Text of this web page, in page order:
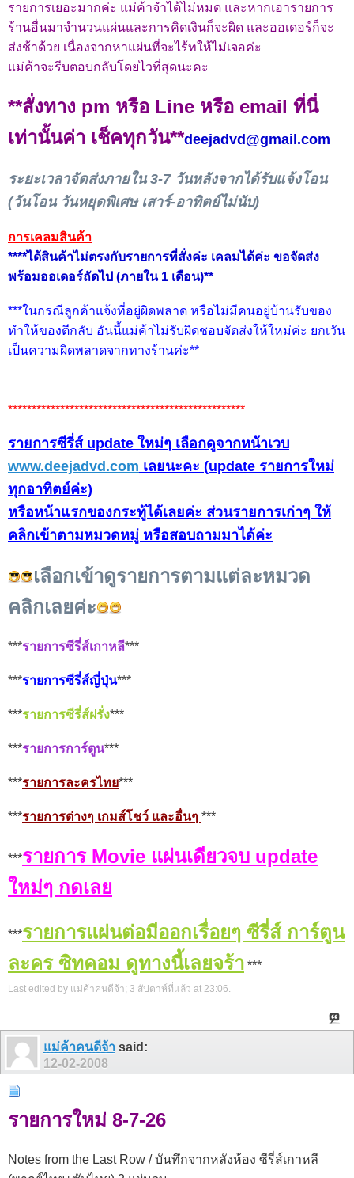
รายการเยอะมากค่ะ แม่ค้าจำได้ไม่หมด และหากเอารายการ
ร้านอื่นมาจำนวนแผ่นและการคิดเงินก็จะผิด และออเดอร์ก็จะ
ส่งช้าด้วย เนื่องจากหาแผ่นที่จะไร้ทให้ไม่เจอค่ะ
แม่ค้าจะรีบตอบกลับโดยไวที่สุดนะคะ
**สั่งทาง pm หรือ Line หรือ email ที่นี่
เท่านั้นค่า เช็คทุกวัน**deejadvd@gmail.com
ระยะเวลาจัดส่งภายใน 3-7 วันหลังจากได้รับแจ้งโอน
(วันโอน วันหยุดพิเศษ เสาร์-อาทิตย์ไม่นับ)
การเคลมสินค้า
****ได้สินค้าไม่ตรงกับรายการที่สั่งค่ะ เคลมได้ค่ะ ขอจัดส่ง
พร้อมออเดอร์ถัดไป (ภายใน 1 เดือน)**
***ในกรณีลูกค้าแจ้งที่อยู่ผิดพลาด หรือไม่มีคนอยู่บ้านรับของ
ทำให้ของตีกลับ อันนี้แม่ค้าไม่รับผิดชอบจัดส่งให้ใหม่ค่ะ ยกเวัน
เป็นความผิดพลาดจากทางร้านค่ะ**
**************************************************
รายการซีรี่ส์ update ใหม่ๆ เลือกดูจากหน้าเวบ
www.deejadvd.com เลยนะคะ (update รายการใหม่
ทุกอาทิตย์ค่ะ)
หรือหน้าแรกของกระทู้ได้เลยค่ะ ส่วนรายการเก่าๆ ให้
คลิกเข้าตามหมวดหมู่ หรือสอบถามมาได้ค่ะ
เลือกเข้าดูรายการตามแต่ละหมวด
คลิกเลยค่ะ
***รายการซีรี่ส์เกาหลี***
***รายการซีรี่ส์ญี่ปุ่น***
***รายการซีรี่ส์ฝรั่ง***
***รายการการ์ตูน***
***รายการละครไทย***
***รายการต่างๆ เกมส์โชว์ และอื่นๆ ***
***รายการ Movie แผ่นเดียวจบ update
ใหม่ๆ กดเลย
***รายการแผ่นต่อมีออกเรื่อยๆ ซีรี่ส์ การ์ตูน
ละคร ซิทคอม ดูทางนี้เลยจร้า ***
Last edited by แม่ค้าคนดีจ้า; 3 สัปดาห์ที่แล้ว at 23:06.
แม่ค้าคนดีจ้า said:
12-02-2008
รายการใหม่ 8-7-26
Notes from the Last Row / บันทึกจากหลังห้อง ซีรี่ส์เกาหลี